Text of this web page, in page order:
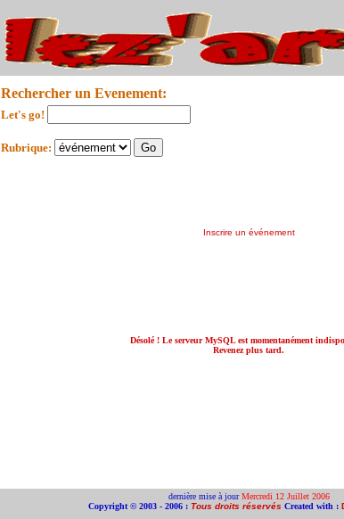
Rechercher un Evenement:
Let's go!
Rubrique:
Inscrire un événement
Désolé ! Le serveur MySQL est momentanément
Revenez plus tard.
dernière mise à jourMercredi 12 Juillet 2006
Copyright © 2003 - 2006 : Tous droits réservés Created with :